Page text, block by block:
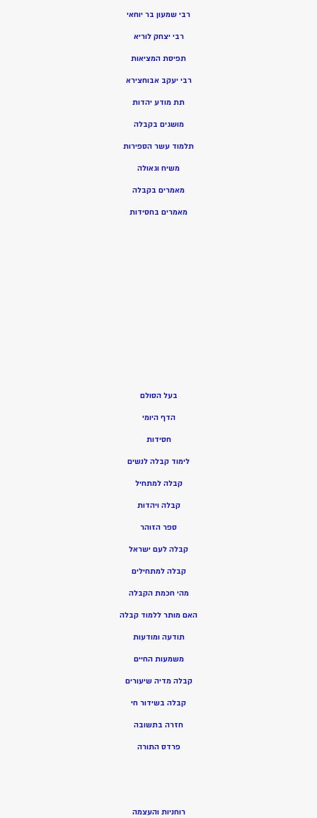
רבי שמעון בר יוחאי
רבי יצחק לוריא
תפיסת המציאות
רבי יעקב אבוחצירא
תת מודע יהדות
מושגים בקבלה
תלמוד עשר הספירות
משיח וגאולה
מאמרים בקבלה
מאמרים בחסידות
בעל הסולם
הדף היומי
חסידות
לימוד קבלה לנשים
קבלה למתחיל
קבלה ויהדות
ספר הזוהר
קבלה לעם ישראל
קבלה למתחילים
מהי חכמת הקבלה
האם מותר ללמוד קבלה
תודעה ומודעות
משמעות החיים
קבלה מדיה שיעורים
קבלה בשידור חי
חזרה בתשובה
פרדס התורה
רוחניות והעצמה